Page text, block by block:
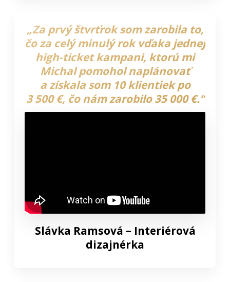
„Za prvý štvrťrok som zarobila to,
čo za celý minulý rok vďaka jednej
high-ticket kampani, ktorú mi
Michal pomohol naplánovať
a získala som 10 klientiek po
3 500 €, čo nám zarobilo 35 000 €.“
Slávka Ramsová – Interiérová
dizajnérka